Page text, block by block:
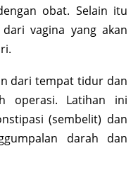
obat. Selain itu
vagina yang akan
dari tempat tidur dan
operasi. Latihan ini
(sembelit) dan
darah dan